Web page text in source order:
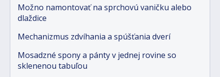
Možno namontovať na sprchovú vaničku alebo
dlaždice
Mechanizmus zdvíhania a spúšťania dverí
Mosadzné spony a pánty v jednej rovine so
sklenenou tabuľou